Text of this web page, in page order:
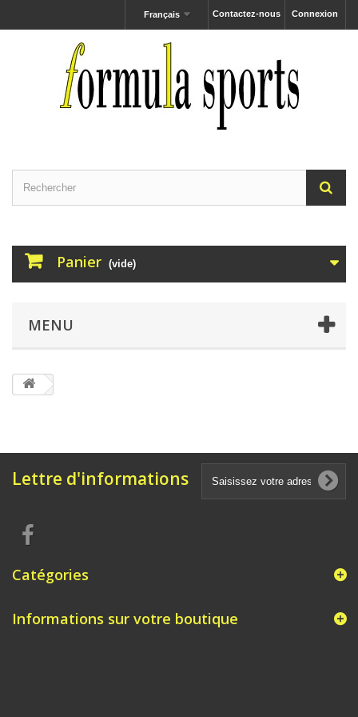
Connexion
Contactez-nous
Français
Panier (vide)
MENU
Lettre d'informations
Catégories
Informations sur votre boutique